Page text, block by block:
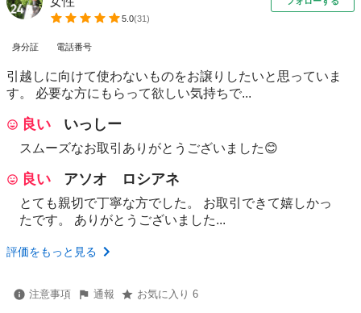
5.0(31)
身分証 電話番号
引越しに向けて使わないものをお譲りしたいと思っていま
す。 必要な方にもらって欲しい気持ちで...
良い いっしー
スムーズなお取引ありがとうございました😊
良い アソオ ロシアネ
とても親切で丁寧な方でした。 お取引できて嬉しかっ
たです。 ありがとうございました...
評価をもっと見る
注意事項 通報 お気に入り 6